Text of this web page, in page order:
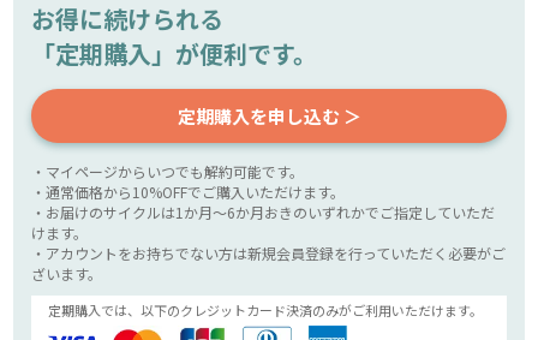
お得に続けられる
「定期購入」が便利です。
定期購入を申し込む ＞
・マイページからいつでも解約可能です。
・通常価格から10%OFFでご購入いただけます。
・お届けのサイクルは1か月～6か月おきのいずれかでご指定していただ
けます。
・アカウントをお持ちでない方は新規会員登録を行っていただく必要がご
ざいます。
定期購入では、以下のクレジットカード決済のみがご利用いただけます。